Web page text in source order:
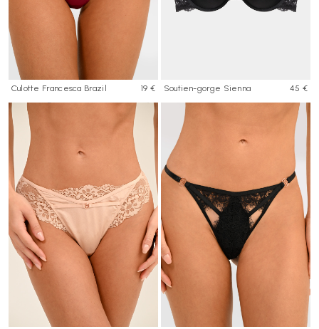
Culotte Francesca Brazil 19 € Soutien-gorge Sienna 45 €